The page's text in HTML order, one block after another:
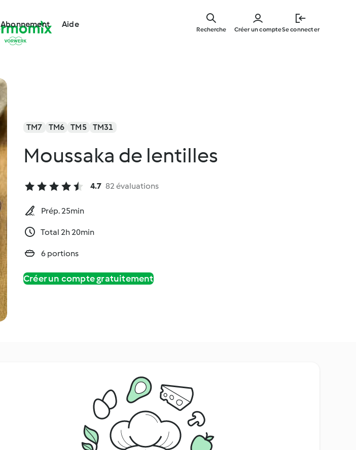
main
Abonnement Aide
Créer un compteSe connecter
Recherche
TM7 TM6 TM5 TM31
Moussaka de lentilles
4.7 82 évaluations
Prép. 25min
Total 2h 20min
6 portions
Créer un compte gratuitement